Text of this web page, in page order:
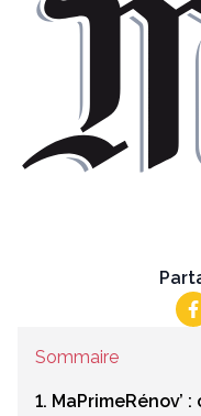
Sommaire
1. MaPrimeRénov’